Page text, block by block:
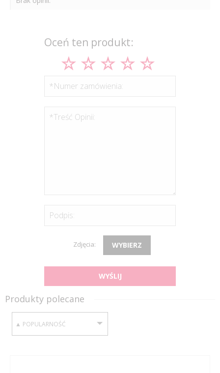
Oceń ten produkt:
*Numer zamówienia:
*Treść Opinii:
Podpis:
Zdjęcia: WYBIERZ
WYŚLIJ
Produkty polecane
SORTUJ WEDŁUG: